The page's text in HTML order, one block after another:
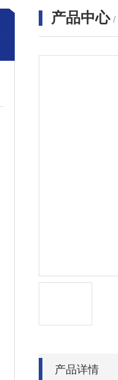
产品中心 /
产品详情